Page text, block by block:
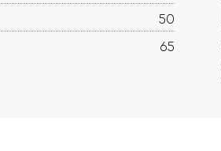
50
65